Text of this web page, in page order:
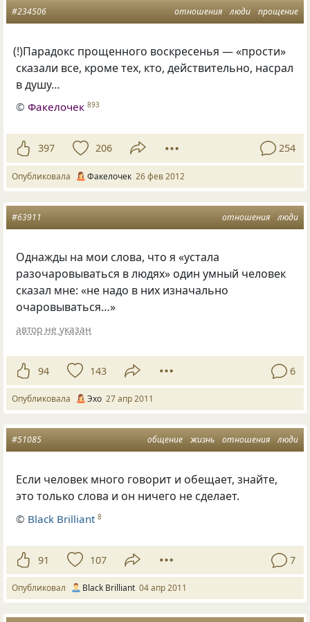
отношения люди прощение
#234506
(!)Парадокс прощенного воскресенья — «прости»
сказали все, кроме тех, кто, действительно, насрал
в душу…
©Факелочек 893
397 206 254
Опубликовала Факелочек 26 фев 2012
отношения люди
#63911
Однажды на мои слова, что я «устала
разочаровываться в людях» один умный человек
сказал мне: «не надо в них изначально
очаровываться…»
автор не указан
94 143 6
Опубликовала Эхо 27 апр 2011
общение жизнь отношения люди
#51085
Если человек много говорит и обещает, знайте,
это только слова и он ничего не сделает.
© Black Brilliant 8
91 107 7
Опубликовал Black Brilliant 04 апр 2011